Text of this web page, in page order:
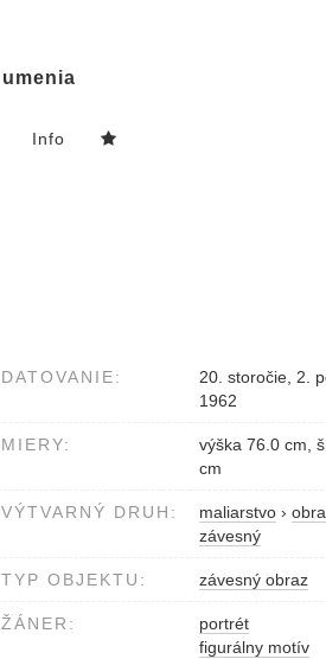
umenia
Info
DATOVANIE:
20. storočie, 2.
1962
MIERY:
výška 76.0 cm,
cm
VÝTVARNÝ DRUH: maliarstvo ›
závesný
TYP OBJEKTU: závesný obraz
ŽÁNER:
portrét
figurálny motív